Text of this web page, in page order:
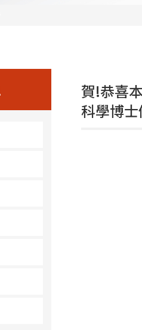
賀!恭喜
科學博士